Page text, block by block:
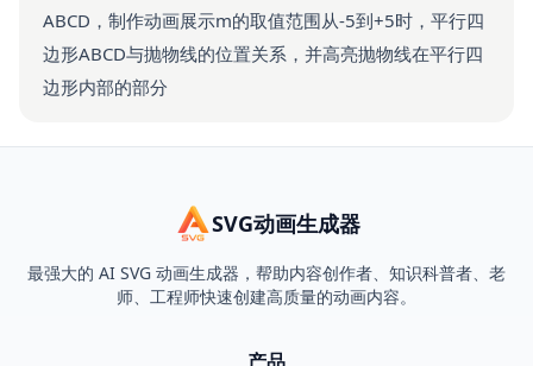
ABCD，制作动画展示m的取值范围从-5到+5时，平行四
边形ABCD与抛物线的位置关系，并高亮抛物线在平行四
边形内部的部分
SVG动画生成器
最强大的 AI SVG 动画生成器，帮助内容创作者、知识科普者、老
师、工程师快速创建高质量的动画内容。